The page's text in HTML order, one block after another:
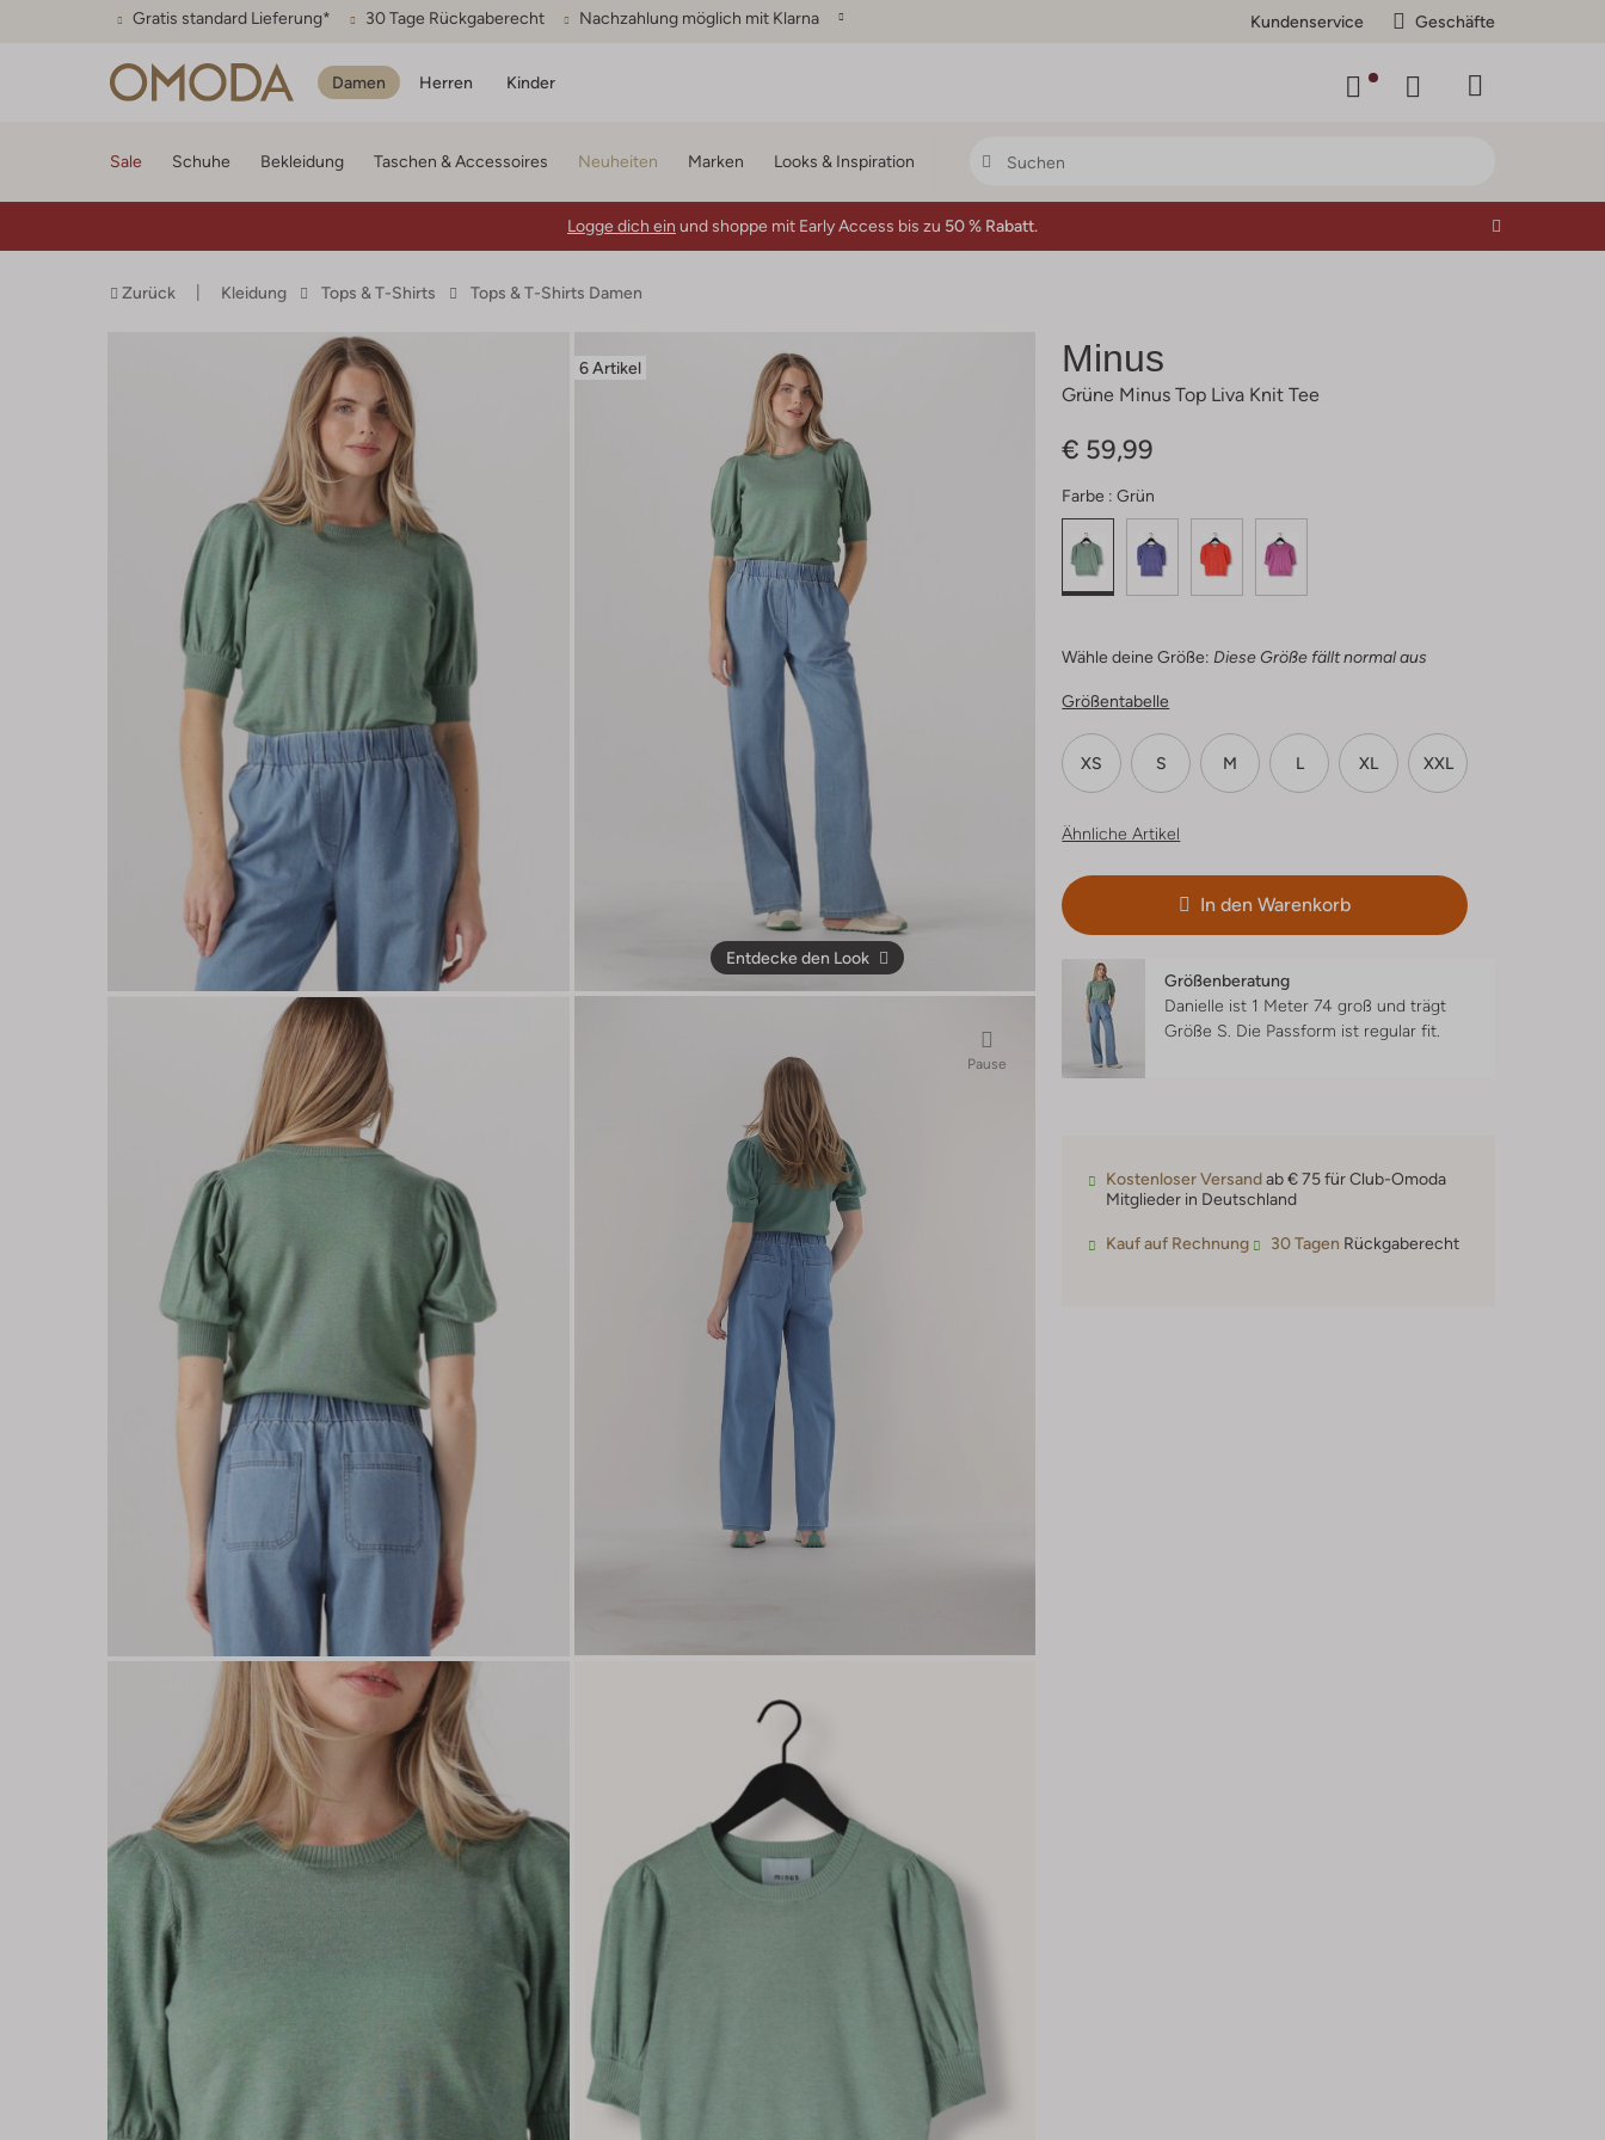
Gratis standard Lieferung* 30 Tage Rückgaberecht Nachzahlung möglich mit Klarna Kundenservice Geschäfte
Damen Herren Kinder
Sale Schuhe Bekleidung Taschen & Accessoires Neuheiten Marken Looks & Inspiration
Logge dich ein und shoppe mit Early Access bis zu 50 % Rabatt.
Zurück Kleidung Tops & T-Shirts Tops & T-Shirts Damen
6 Artikel
Entdecke den Look
Pause
Minus
Grüne Minus Top Liva Knit Tee
€ 59,99
Farbe : Grün
Wähle deine Größe: Diese Größe fällt normal aus
Größentabelle
XS S M L XL XXL
Ähnliche Artikel
In den Warenkorb
Größenberatung
Danielle ist 1 Meter 74 groß und trägt
Größe S. Die Passform ist regular fit
Kostenloser Versandab € 75 für Club-Omoda
Mitglieder in Deutschland
Kauf auf Rechnung 30 Tagen Rückgaberecht